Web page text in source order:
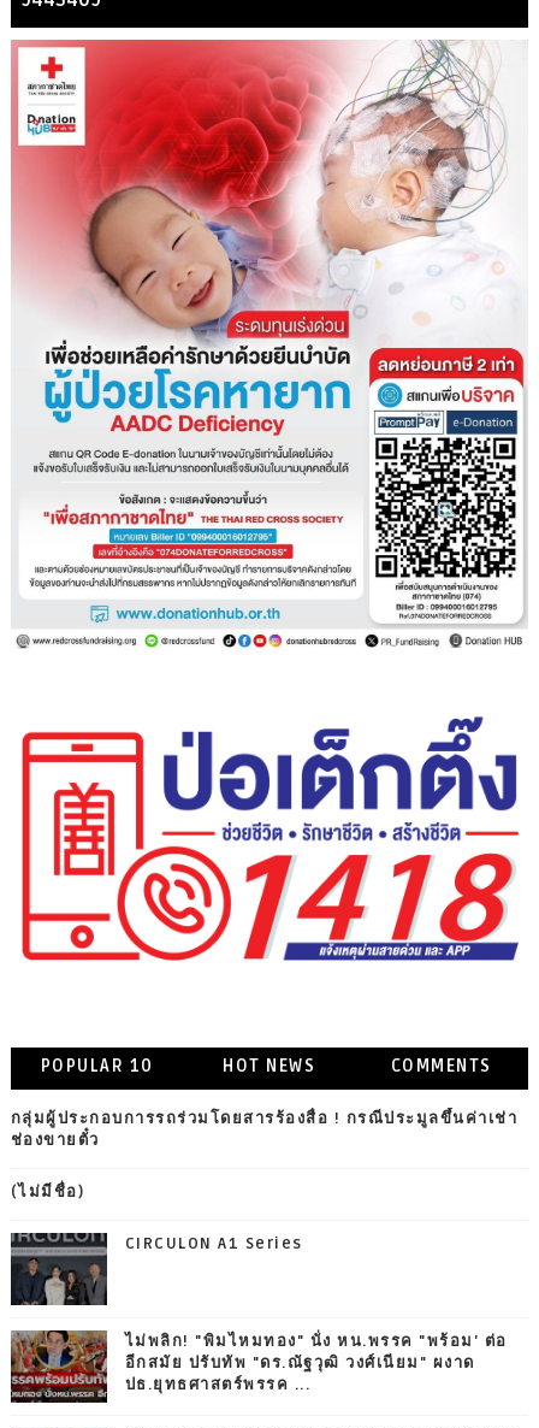
POPULAR 10 HOT NEWS COMMENTS
กลุ่มผู้ประกอบการรถร่วมโดยสารร้องสื่อ ! กรณีประมูลขึ้นค่าเช่า
ช่องขายตั๋ว
(ไม่มีชื่อ)
CIRCULON A1 Series
ไม่พลิก! "พิมไหมทอง" นั่ง หน.พรรค "พร้อม' ต่อ
อีกสมัย ปรับทัพ "ดร.ณัฐวุฒิ วงศ์เนียม" ผงาด
ปธ.ยุทธศาสตร์พรรค ...